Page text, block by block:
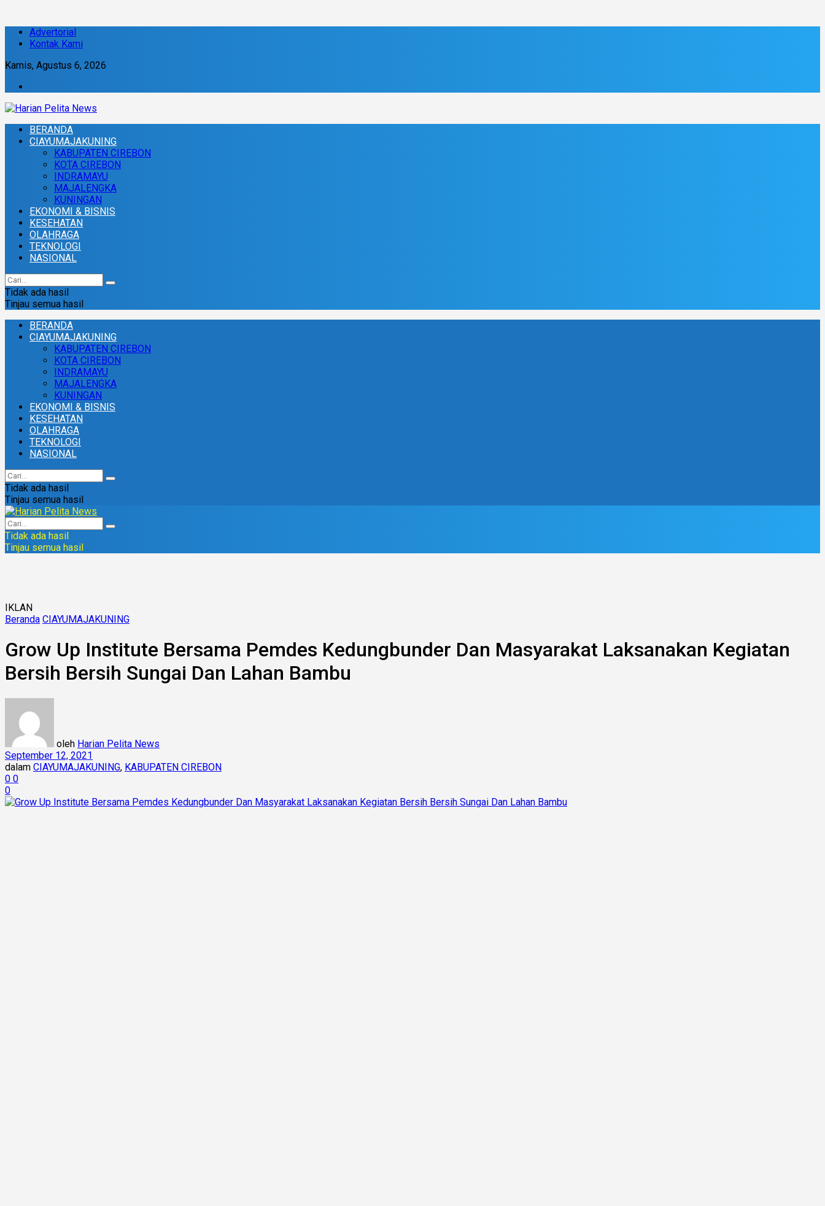
Advertorial
Kontak Kami
Kamis, Agustus 6, 2026
BERANDA
CIAYUMAJAKUNING
KABUPATEN CIREBON
KOTA CIREBON
INDRAMAYU
MAJALENGKA
KUNINGAN
EKONOMI & BISNIS
KESEHATAN
OLAHRAGA
TEKNOLOGI
NASIONAL
Tidak ada hasil
Tinjau semua hasil
BERANDA
CIAYUMAJAKUNING
KABUPATEN CIREBON
KOTA CIREBON
INDRAMAYU
MAJALENGKA
KUNINGAN
EKONOMI & BISNIS
KESEHATAN
OLAHRAGA
TEKNOLOGI
NASIONAL
Tidak ada hasil
Tinjau semua hasil
Tidak ada hasil
Tinjau semua hasil
IKLAN
Beranda CIAYUMAJAKUNING
Grow Up Institute Bersama Pemdes Kedungbunder Dan Masyarakat Laksanakan Kegiatan
Bersih Bersih Sungai Dan Lahan Bambu
oleh Harian Pelita News
September 12, 2021
dalam CIAYUMAJAKUNING, KABUPATEN CIREBON
0 0
0